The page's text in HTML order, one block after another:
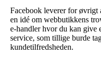
Facebook leverer for øvrigt
en idé om webbutikkens
e-handler hvor du kan give
service, som tillige burde
kundetilfredsheden.